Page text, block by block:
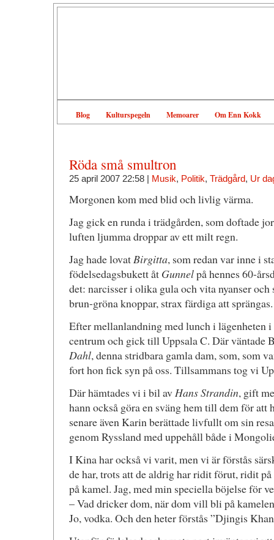
Blog Kulturspegeln Memoarer Om Enn Kokk
Röda små smultron
25 april 2007 22:58 | Musik, Politik, Trädgård, Ur
Morgonen kom med blid och livlig värma.
Jag gick en runda i trädgården, som doftade
luften ljumma droppar av ett milt regn.
Jag hade lovatBirgitta, som redan var inne i
födelsedagsbukett åt Gunnelpå hennes 60-
det: narcisser i olika gula och vita nyanser och
brun-gröna knoppar, strax färdiga att sprängas.
Efter mellanlandning med lunch i lägenheten
centrum och gick till Uppsala C. Där väntade
Dahl, denna stridbara gamla dam, som, som
fort hon fick syn på oss. Tillsammans tog vi
Där hämtades vi i bil avHans Strandin, gift
hann också göra en sväng hem till dem för att
senare även Karin berättade livfullt om sin
genom Ryssland med uppehåll både i
I Kina har också vi varit, men vi är förstås
de har, trots att de aldrig har ridit förut, ridit
på kamel. Jag, med min speciella böjelse för
– Vad dricker dom, när dom vill bli på
Jo, vodka. Och den heter förstås ”Djingis